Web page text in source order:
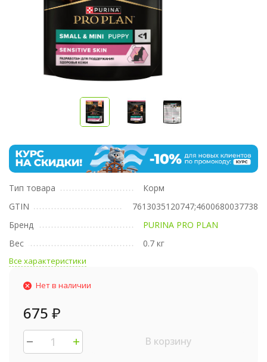
Тип товара
Корм
GTIN
7613035120747;4600680037738
Бренд
PURINA PRO PLAN
Вес
0.7 кг
Все характеристики
Нет в наличии
675 ₽
В корзину